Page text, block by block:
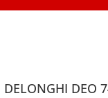
DEO